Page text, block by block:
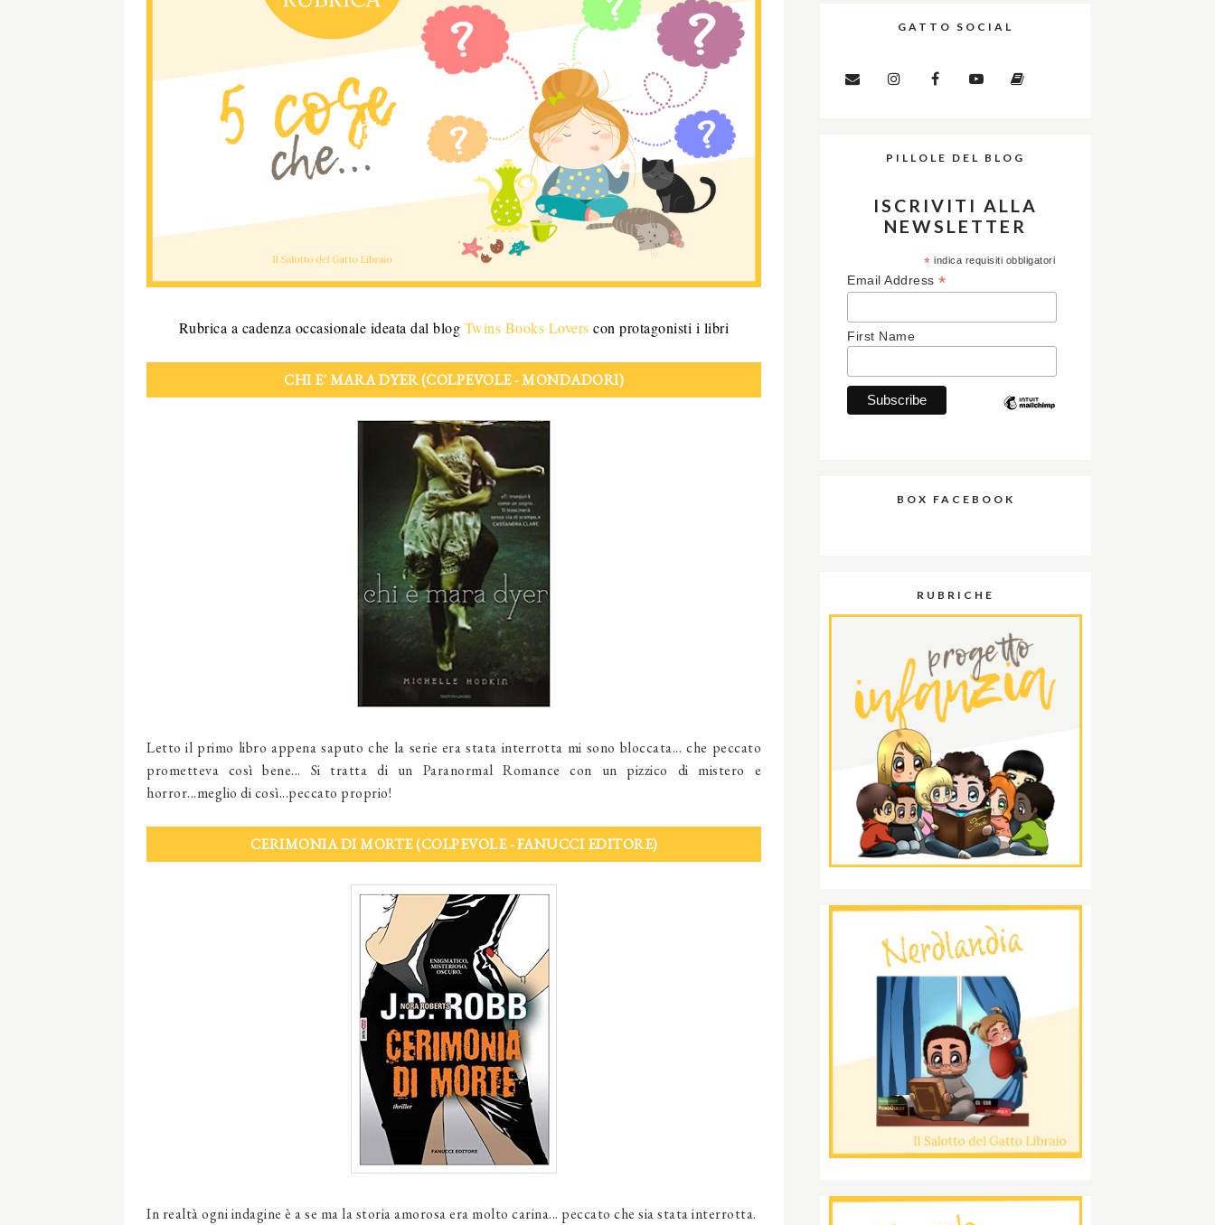
Rubrica a cadenza occasionale ideata dal blog Twins Books Lovers con protagonisti i libri
CHI E' MARA DYER (COLPEVOLE - MONDADORI)
Letto il primo libro appena saputo che la serie era stata interrotta mi sono bloccata... che peccato
prometteva così bene... Si tratta di un Paranormal Romance con un pizzico di mistero e
horror...meglio di così...peccato proprio!
CERIMONIA DI MORTE (COLPEVOLE - FANUCCI EDITORE)
In realtà ogni indagine è a se ma la storia amorosa era molto carina... peccato che sia stata interrotta.
GATTO SOCIAL
PILLOLE DEL BLOG
ISCRIVITI ALLA
NEWSLETTER
* indica requisiti obbligatori
Email Address *
First Name
BOX FACEBOOK
RUBRICHE